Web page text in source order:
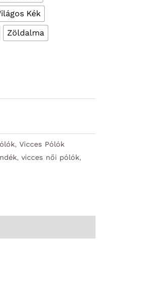
Kék
Zöldalma
, Vicces Pólók
, vicces női pólók,